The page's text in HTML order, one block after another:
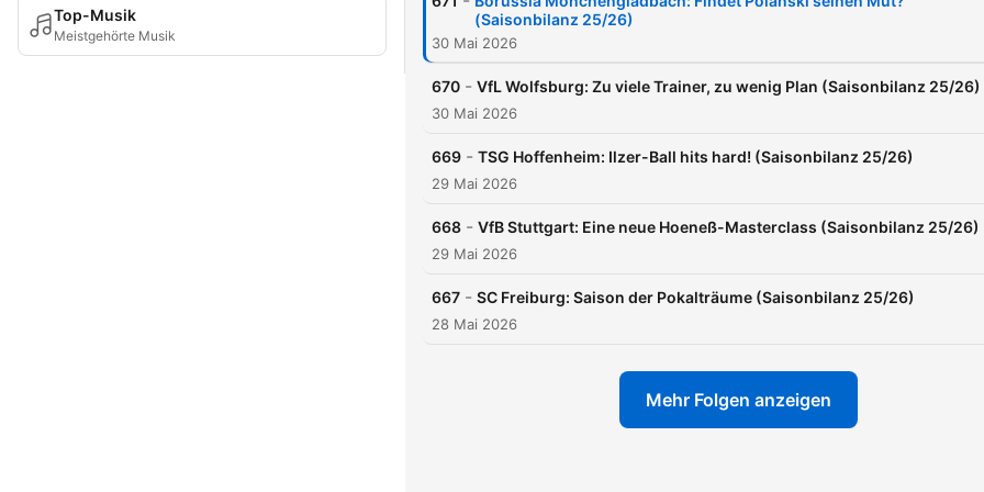
Top-Musik
Meistgehörte Musik
Journalist*innen, Fans,
Kommentator*innen. Es gibt
Rasenfunks zur Bundesliga
Ligen und mit Themen
Podcast-App nach
"Rasenfunk" suchen.
(Saisonbilanz 25/26)
30 Mai 2026
670 - VfL Wolfsburg: Zu viele Trainer, zu wenig Plan (Saisonbilanz 25/26)
30 Mai 2026
669 - TSG Hoffenheim: Ilzer-Ball hits hard! (Saisonbilanz 25/26)
29 Mai 2026
668 - VfB Stuttgart: Eine neue Hoeneß-Masterclass (Saisonbilanz 25/26)
29 Mai 2026
667 - SC Freiburg: Saison der Pokalträume (Saisonbilanz 25/26)
28 Mai 2026
Mehr Folgen anzeigen